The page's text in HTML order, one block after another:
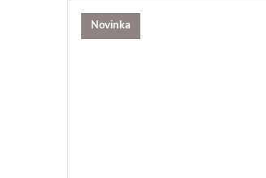
Find...
Novinka